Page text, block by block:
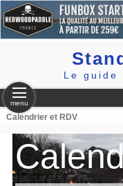
Le guide
menu
Calendrier et RDV